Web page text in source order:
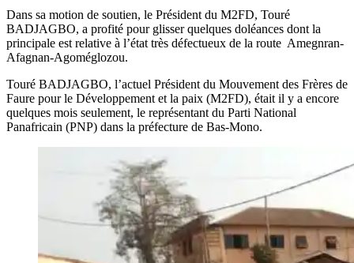
Dans sa motion de soutien, le Président du M2FD, Touré
BADJAGBO, a profité pour glisser quelques doléances dont la
principale est relative à l’état très défectueux de la route Amegnran-
Afagnan-Agoméglozou.
Touré BADJAGBO, l’actuel Président du Mouvement des Frères de
Faure pour le Développement et la paix (M2FD), était il y a encore
quelques mois seulement, le représentant du Parti National
Panafricain (PNP) dans la préfecture de Bas-Mono.